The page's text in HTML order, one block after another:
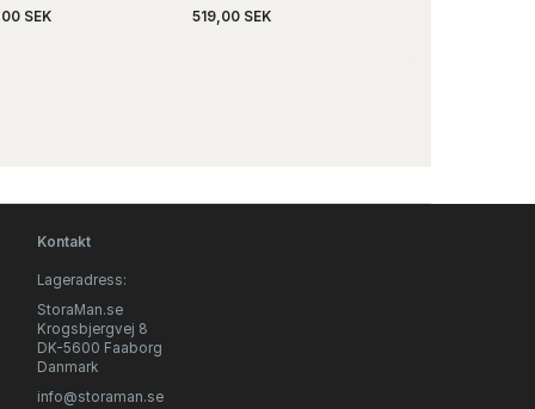
SEK 519,00 SEK
Kontakt
Lageradress:
StoraMan.se
Krogsbjergvej 8
DK-5600 Faaborg
Danmark
info@storaman.se